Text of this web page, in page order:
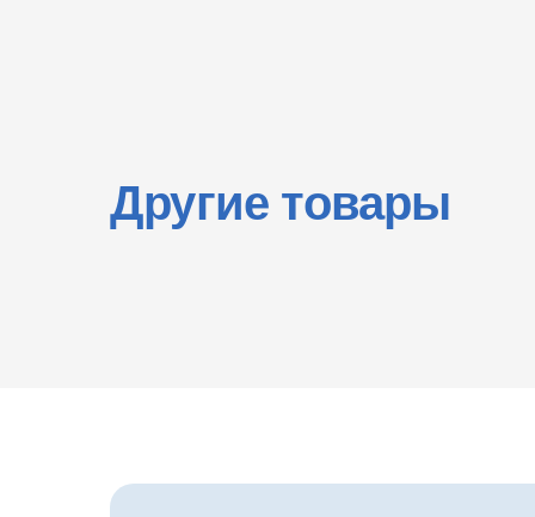
Другие товары